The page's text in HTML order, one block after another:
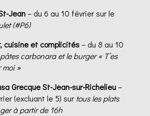
Jean – du 6 au 10 février sur le
(#P6)
cuisine et complicités – du 8 au 10
pâtes carbonara et le burger « T’es
moi »
Grecque St-Jean-sur-Richelieu –
(excluant le 5) surtous les plats
à partir de 16h